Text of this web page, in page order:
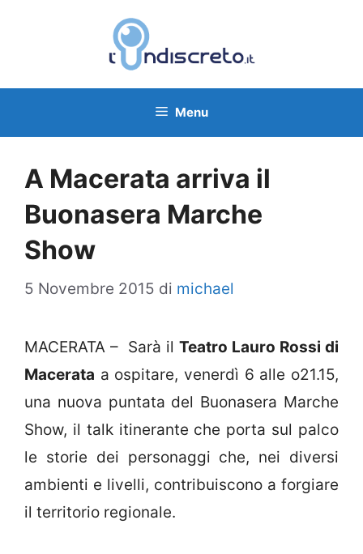
Menu
A Macerata arriva il
Buonasera Marche
Show
5 Novembre 2015 di michael
MACERATA – Sarà il Teatro Lauro Rossi di
Macerata a ospitare, venerdì 6 alle o21.15,
una nuova puntata del Buonasera Marche
Show, il talk itinerante che porta sul palco
le storie dei personaggi che, nei diversi
ambienti e livelli, contribuiscono a forgiare
il territorio regionale.